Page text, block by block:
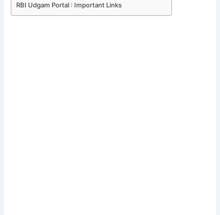
RBI Udgam Portal : Important Links